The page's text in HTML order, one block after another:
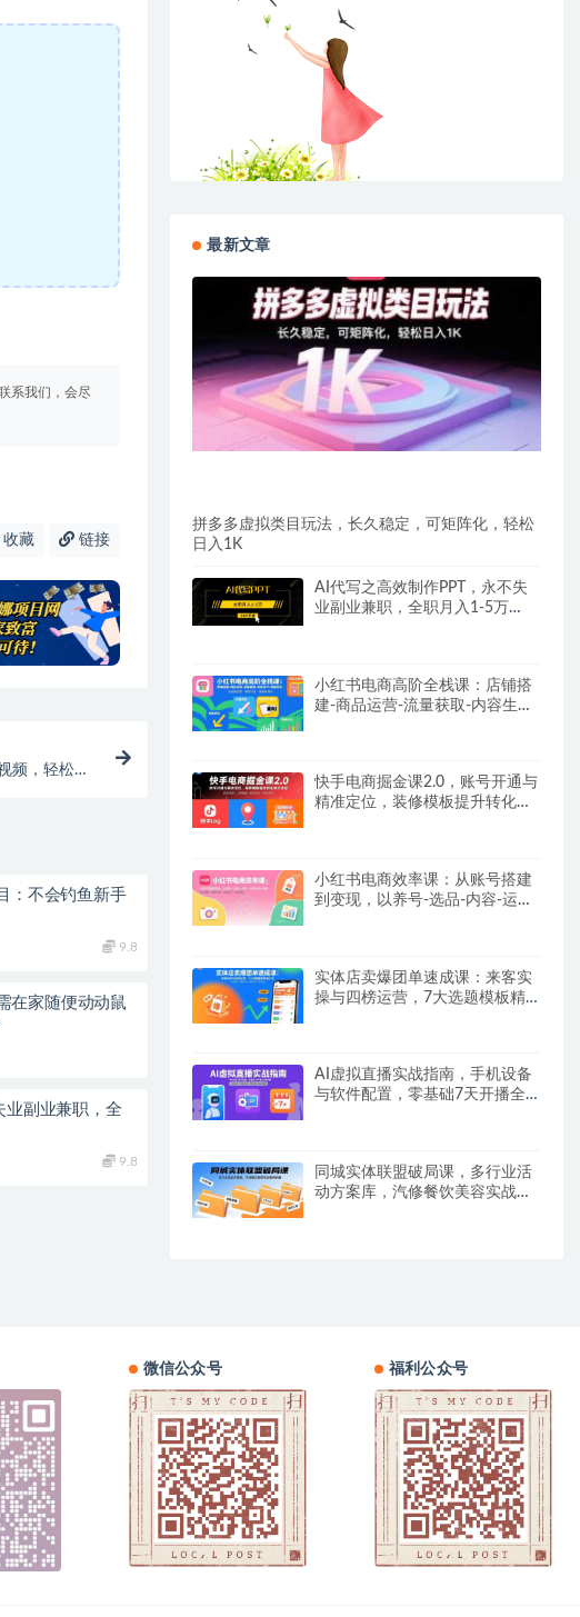
系我们，会尽
收藏 链接
频，轻松变
：不会钓鱼新手
9.8
在家随便动动鼠
业副业兼职，全
9.8
最新文章
拼多多虚拟类目玩法，长久稳定，可矩阵化，轻松
日入1K
AI代写之高效制作PPT，永不失
业副业兼职，全职月入1-5万
小红书电商高阶全栈课：店铺搭
建-商品运营-流量获取-内容生产-
快手电商掘金课2.0，账号开通与
精准定位，装修模板提升转化率
小红书电商效率课：从账号搭建
到变现，以养号-选品-内容-运营
实体店卖爆团单速成课：来客实
操与四榜运营，7大选题模板精
AI虚拟直播实战指南，手机设备
与软件配置，零基础7天开播全
同城实体联盟破局课，多行业活
动方案库，汽修餐饮美容实战案
微信公众号 福利公众号